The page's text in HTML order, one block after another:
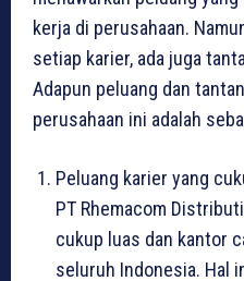
kerja di perusahaan.
setiap karier, ada juga
Adapun peluang dan
perusahaan ini adalah
Peluang karier yang
PT Rhemacom
cukup luas dan kantor
seluruh Indonesia. Hal